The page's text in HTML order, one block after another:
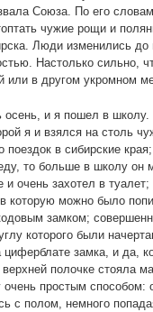
Союза. По его
чужие рощи и
Люди изменились до
Настолько сильно,
или в другом укромном
осень, и я пошел в школу.
я и взялся на столь
поездок в сибирские
то больше в школу он
и очень захотел в
которую можно было
замком;
которого были
циферблате замка, и да,
верхней полочке стояла
очень простым способом:
с полом, немного